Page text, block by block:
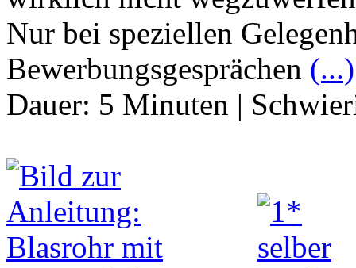
Nur bei speziellen
Bewerbungsgesprächen (...)
Dauer: 5 Minuten |